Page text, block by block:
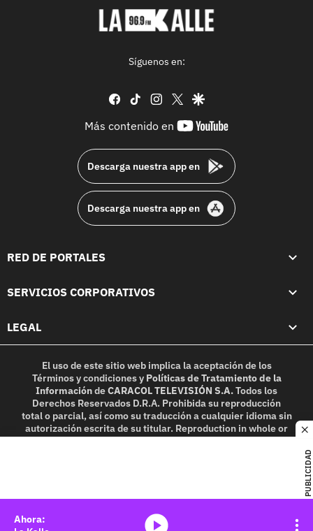
PUBLICIDAD
Síguenos en:
facebook
tiktok instagram
twittergoogle
Más contenido en
youtube-
Descarga nuestra app en
Descarga nuestra app en
RED DE PORTALES
SERVICIOS CORPORATIVOS
LEGAL
El uso de este sitio web implica la aceptación de los
Términos y condicionesy Políticas de Tratamiento de la
InformacióndeCARACOL TELEVISIÓN S.A.Todos los
Derechos Reservados D.R.A. Prohibida su reproducción
total o parcial, así como su traducción a cualquier idioma sin
autorización escrita de su titular. Reproduction in whole or
in part, or translation without written permission is